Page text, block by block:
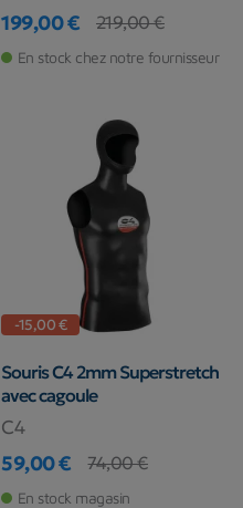
Prix
199,00 €
Prix de base
219,00 €
En stock chez notre fournisseur
-15,00 €
Souris C4 2mm Superstretch
avec cagoule
C4
Prix
59,00 €
Prix de base
74,00 €
En stock magasin